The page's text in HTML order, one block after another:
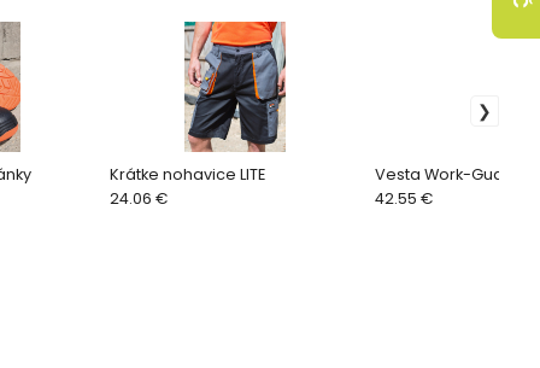
Krátke nohavice LITE
24.06 €
Vesta Work-Guard
42.55 €